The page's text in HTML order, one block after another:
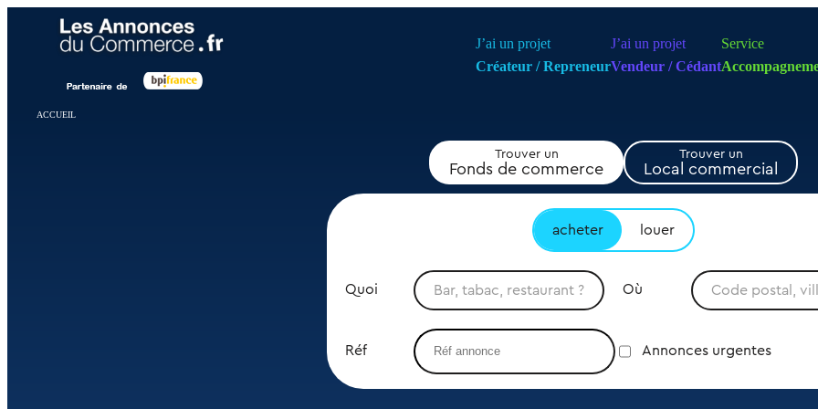
J’ai un projet
Créateur / Repreneur
J’ai un projet
Vendeur / Cédant
Service
ACCUEIL
Trouver un
Fonds de commerce
Trouver un
Local commercial
acheter louer
Quoi Où
Réf Annonces urgentes
Panneau de gestion des cookies